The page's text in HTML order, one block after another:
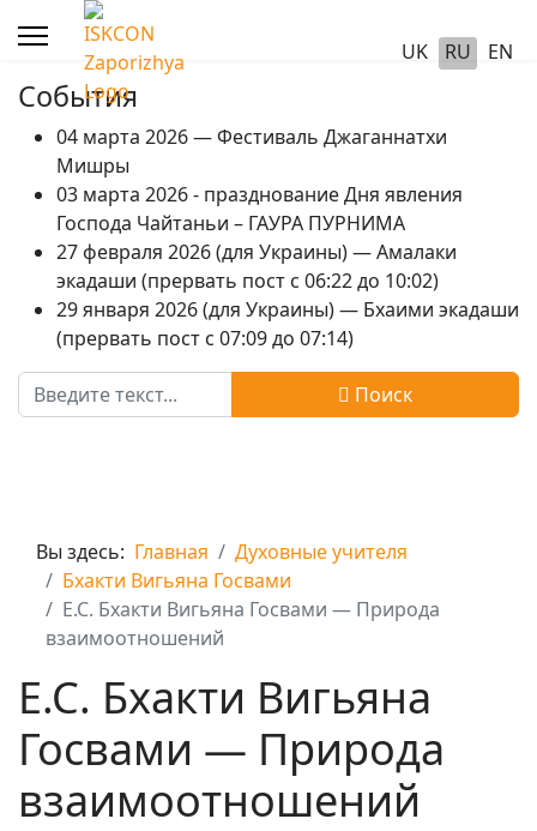
UK RU EN
События
04 марта 2026 — Фестиваль Джаганнатхи
Мишры
03 марта 2026 - празднование Дня явления
Господа Чайтаньи – ГАУРА ПУРНИМА
27 февраля 2026 (для Украины) — Амалаки
экадаши (прервать пост с 06:22 до 10:02)
29 января 2026 (для Украины) — Бхаими экадаши
(прервать пост с 07:09 до 07:14)
Поиск
Поиск
Вы здесь: Главная
Духовные учителя
Бхакти Вигьяна Госвами
Е.С. Бхакти Вигьяна Госвами — Природа
взаимоотношений
Е.С. Бхакти Вигьяна
Госвами — Природа
взаимоотношений